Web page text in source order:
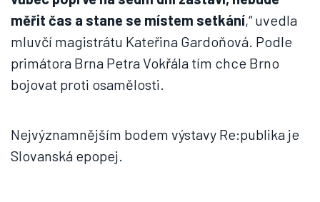
měřit čas a stane se místem setkání,“ uvedla
mluvčí magistrátu Kateřina Gardoňová. Podle
primátora Brna Petra Vokřála tím chce Brno
bojovat proti osamělosti.
Nejvýznamnějším bodem výstavy Re:publika je
Slovanská epopej.